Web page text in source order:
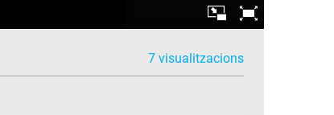
7 visualitzacions